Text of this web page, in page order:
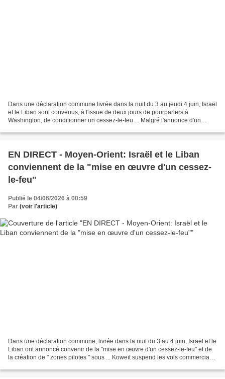
Dans une déclaration commune livrée dans la nuit du 3 au jeudi 4 juin, Israël
et le Liban sont convenus, à l'issue de deux jours de pourparlers à
Washington, de conditionner un cessez-le-feu ... Malgré l'annonce d'un
EN DIRECT - Moyen-Orient: Israël et le Liban
conviennent de la "mise en œuvre d'un cessez-
le-feu"
Publié le 04/06/2026 à 00:59
Par (voir l'article)
Dans une déclaration commune, livrée dans la nuit du 3 au 4 juin, Israël et le
Liban ont annoncé convenir de la "mise en œuvre d'un cessez-le-feu" et de
la création de " zones pilotes " sous ... Koweït suspend les vols commerciaux